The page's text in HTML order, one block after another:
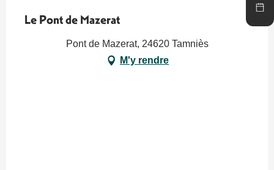
Le Pont de Mazerat
Pont de Mazerat, 24620 Tamniès
M'y rendre